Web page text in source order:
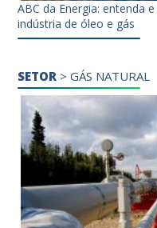
ABC da Energia: entenda
indústria de óleo e gás
SETOR >GÁS NATURAL